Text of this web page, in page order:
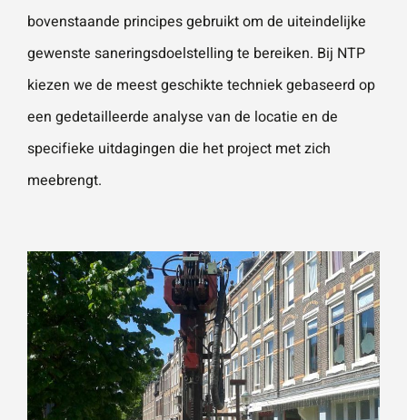
bovenstaande principes gebruikt om de uiteindelijke
gewenste saneringsdoelstelling te bereiken. Bij NTP
kiezen we de meest geschikte techniek gebaseerd op
een gedetailleerde analyse van de locatie en de
specifieke uitdagingen die het project met zich
meebrengt.